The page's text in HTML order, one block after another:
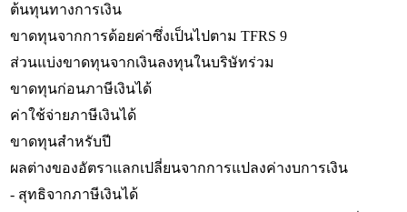
ต้นทุนทางการเงิน
ขาดทุนจากการด้อยค่าซึ่งเป็นไปตาม TFRS 9
ส่วนแบ่งขาดทุนจากเงินลงทุนในบริษัทร่วม
ขาดทุนก่อนภาษีเงินได้
ค่าใช้จ่ายภาษีเงินได้
ขาดทุนสำหรับปี
ผลต่างของอัตราแลกเปลี่ยนจากการแปลงค่างบการเงิน
- สุทธิจากภาษีเงินได้